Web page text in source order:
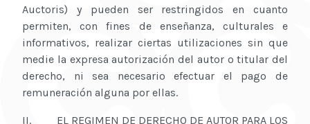
Auctoris) y pueden ser restringidos en cuanto
permiten, con fines de enseñanza, culturales e
informativos, realizar ciertas utilizaciones sin que
medie la expresa autorización del autor o titular del
derecho, ni sea necesario efectuar el pago de
remuneración alguna por ellas.
II. EL REGIMEN DE DERECHO DE AUTOR PARA LOS